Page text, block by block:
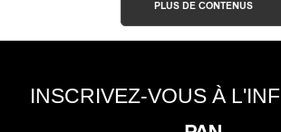
PLUS DE CONTENUS
INSCRIVEZ-VOUS À